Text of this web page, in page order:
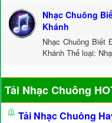
Nhạc Chuông
Khánh
Nhạc Chuông Biết
Khánh Thể loại:
Tải Nhạc Chuông
Tải Nhạc Chuông